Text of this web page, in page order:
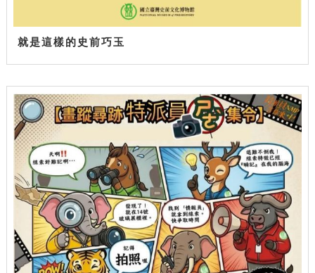
就是這樣的史前巧玉